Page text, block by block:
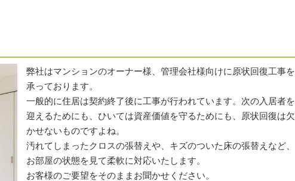
弊社はマンションのオーナー様、管理会社様向けに原状回復工事を
承っております。
一般的に住居は契約終了後に工事が行われています。次の入居者を
迎えるためにも、ひいては資産価値を守るためにも、原状回復は欠
かせないものですよね。
汚れてしまったクロスの張替えや、キズのついた床の張替えなど、
お部屋の状態を見て柔軟に対応いたします。
お客様のご要望をそのままお聞かせください。